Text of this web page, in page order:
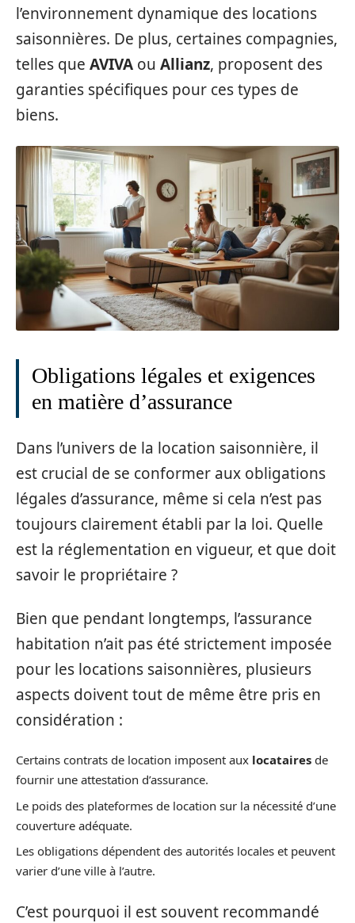
l’environnement dynamique des locations
saisonnières. De plus, certaines compagnies,
telles que AVIVA ou Allianz, proposent des
garanties spécifiques pour ces types de
biens.
Obligations légales et exigences
en matière d’assurance
Dans l’univers de la location saisonnière, il
est crucial de se conformer aux obligations
légales d’assurance, même si cela n’est pas
toujours clairement établi par la loi. Quelle
est la réglementation en vigueur, et que doit
savoir le propriétaire ?
Bien que pendant longtemps, l’assurance
habitation n’ait pas été strictement imposée
pour les locations saisonnières, plusieurs
aspects doivent tout de même être pris en
considération :
Certains contrats de location imposent aux locataires de
fournir une attestation d’assurance.
Le poids des plateformes de location sur la nécessité d’une
couverture adéquate.
Les obligations dépendent des autorités locales et peuvent
varier d’une ville à l’autre.
C’est pourquoi il est souvent recommandé